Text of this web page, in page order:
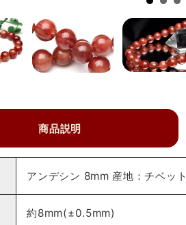
商品説明
アンデシン 8mm 産地：チベット
約8mm(±0.5mm)